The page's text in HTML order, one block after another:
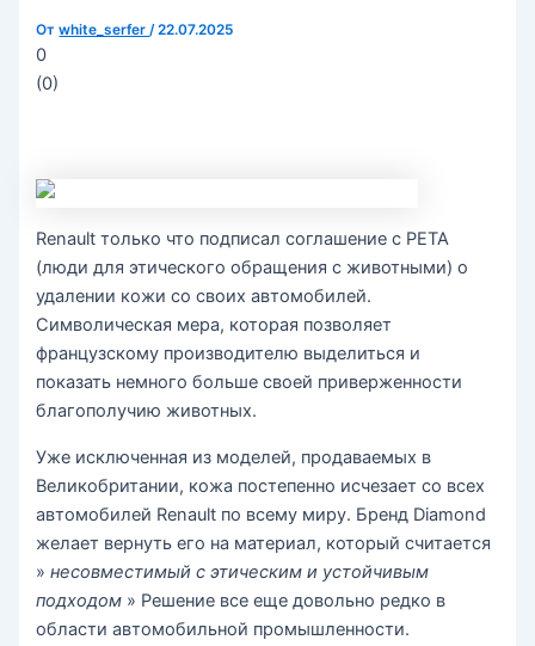
Отwhite_serfer/22.07.2025
0
(0)
Renault только что подписал соглашение с PETA
(люди для этического обращения с животными) о
удалении кожи со своих автомобилей.
Символическая мера, которая позволяет
французскому производителю выделиться и
показать немного больше своей приверженности
благополучию животных.
Уже исключенная из моделей, продаваемых в
Великобритании, кожа постепенно исчезает со всех
автомобилей Renault по всему миру. Бренд Diamond
желает вернуть его на материал, который считается
»несовместимый с этическим и устойчивым
подходом » Решение все еще довольно редко в
области автомобильной промышленности.